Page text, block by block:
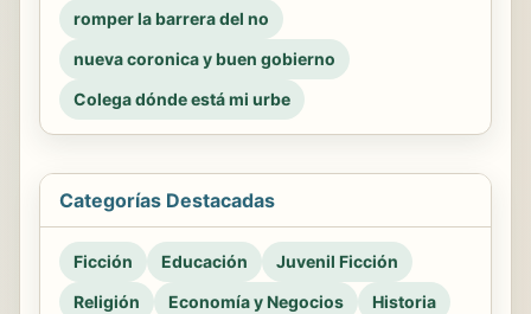
romper la barrera del no
nueva coronica y buen gobierno
Colega dónde está mi urbe
Categorías Destacadas
Ficción Educación
Juvenil Ficción
Religión
Economía y Negocios
Historia